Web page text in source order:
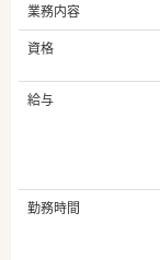
業務内容
資格
給与
勤務時間